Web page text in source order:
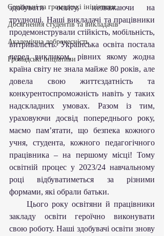
Соціальні та громадські ініціативи
Досягнення студентів та викладачів
Академічна доброчесність
Громадські ініціативи
здобувати освіту, незважаючи на
труднощі. Наші викладачі та працівники
продемонстрували стійкість, мобільність,
витривалість. Українська освіта постала
перед викликом, рівних якому жодна
країна світу не знала майже 80 років, але
довела свою життєздатність та
конкурентоспроможність навіть у таких
надскладних умовах. Разом із тим,
ураховуючи досвід попереднього року,
маємо пам’ятати, що безпека кожного
учня, студента, кожного педагогічного
працівника – на першому місці! Тому
освітній процес у 2023/24 навчальному
році відбуватиметься за різними
формами, які обрали батьки.
     Цього року освітяни й працівники
закладу освіти героїчно виконувати
свою роботу. Наші здобувачі освіти знову